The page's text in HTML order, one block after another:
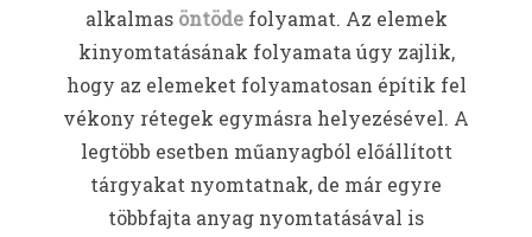
alkalmas öntödefolyamat. Az elemek
kinyomtatásának folyamata úgy zajlik,
hogy az elemeket folyamatosan építik fel
vékony rétegek egymásra helyezésével. A
legtöbb esetben műanyagból előállított
tárgyakat nyomtatnak, de már egyre
többfajta anyag nyomtatásával is